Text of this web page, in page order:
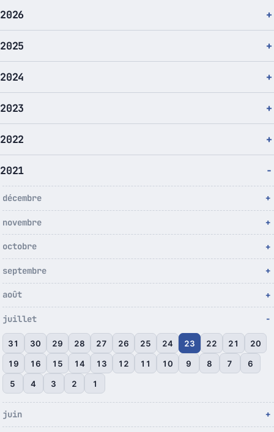
2026
2025
2024
2023
2022
2021
décembre
novembre
octobre
septembre
août
juillet
31 30 29 28 27 26 25 24 23 22 21 20
19 16 15 14 13 12 11 10 9 8 7 6
5 4 3 2 1
juin